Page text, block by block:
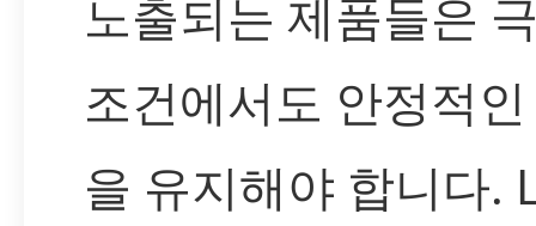
노출되는 제품들은
조건에서도 안정적
을 유지해야 합니다.